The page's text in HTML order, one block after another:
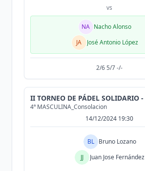
vs
NA Nacho Alonso
JA
José Antonio López
2/6 5/7 -/-
4ª MASCULINA_Consolacion
14/12/2024 19:30
BL
Bruno Lozano
JJ
Juan Jose Fernández